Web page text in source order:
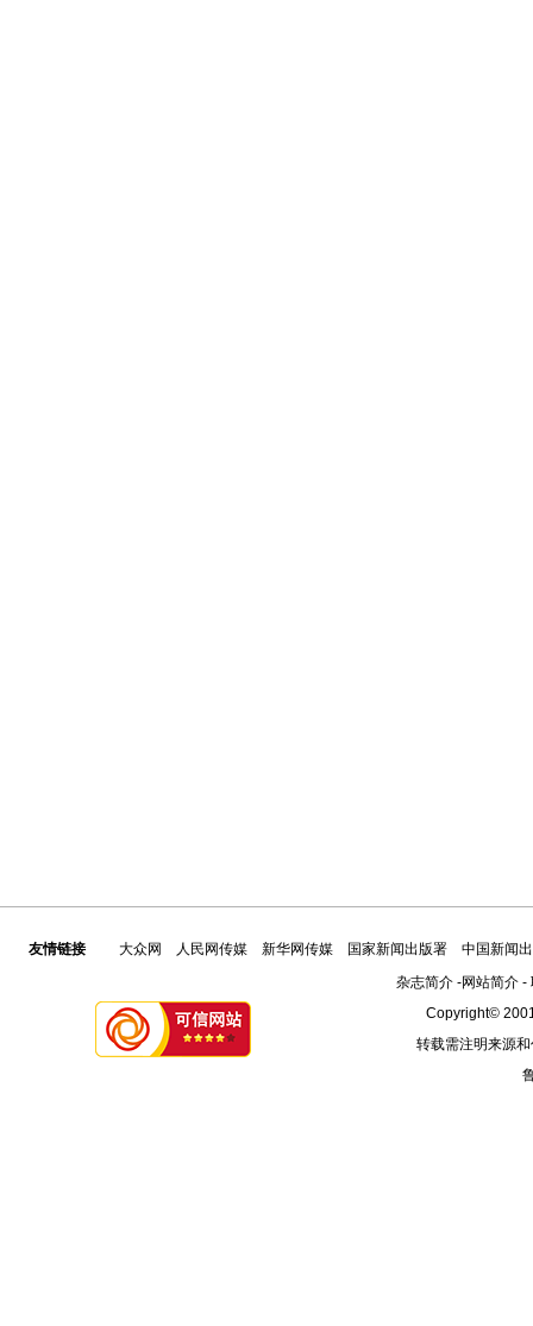
友情链接 大众网 人民网传媒 新华网传媒 国家新闻出版署
中国新闻
杂志简介-网站简介-
Copyright©
转载需注明来源